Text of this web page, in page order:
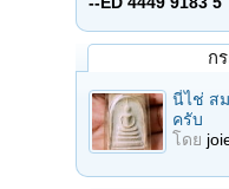
ก
นี่ไช่ ส
ครับ
โดย